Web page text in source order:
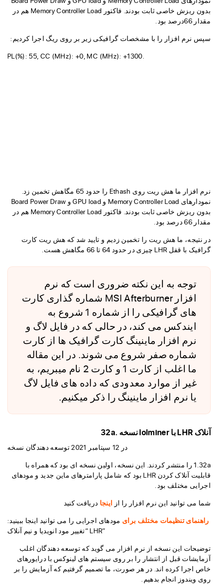
بدون ریزش خاصی ثابت بودند. فاکتور Memory Controller Load هم در
مقدار 66درصد بود.
سپس نرم افزار را با مشخصات گرافیکی زیر بر روی ریگ اجرا کردیم:
PL(%): 55, CC (MHz): +0, MC (MHz): +1300.
نرم افزار ما هش ریت روی Ethash را حدود 65 مگاهش تخمین زد.
نمودارهای Memory Controller Load و GPU load و Board Power Draw
بدون ریزش خاصی ثابت بودند. فاکتور Memory Controller Load هم در
مقدار 66 درصد بود.
در نتیجه، ما هش ریت را تخمین زدیم و تایید شد که هش ریت کارت
گرافیک با قفل LHR چیزی در حدود 64 تا 66 مگاهش هست.
توجه به این نکته ضروری است که نرم
افزار MSI Afterburner شماره گذاری کارت
های گرافیکی را از شماره 1 شروع به
ایندکس می کند، در حالی که در فایل لاگ و
نرم افزار ماینینگ کارت گرافیک ها از کارت
شماره صفر شروع می شوند. در این مقاله
ما اغلب از کارت 1 و کارت 2 نام میبریم، به
غیر از موارد معدودی که داده های فایل لاگ
یا نرم افزار ماینینگ را ذکر میکنیم.
آنلاک LHR با lolminer نسخه .32a
در 12 سپتامبر 2021 توسعه دهندگان نسخه
1.32a را منتشر کردند. این نسخه، اولین نسخه ای بود که همراه با
قابلیت آنلاک کردن LHR بود که شامل پارامترهای ماین جدید و مودهای
اجرایی مختلف بود.
شما می توانید این نرم افزار را از اینجا دریافت کنید
راهنمای تنظیمات مختلف برای مودهای اجرایی را می توانید اینجا ببینید:
“تغییر مود انویدیا و نیم آنلاک LHR”
توضیحات این نسخه از نرم افزار می گوید که توسعه دهندگان اغلب
آزمایشات قبل از انتشار را بر روی سیستم های لینوکس با درایورهای
خاص اجرا کرده اند. در هر صورت، ما تصمیم گرفتیم که آزمایش را بر
روی ویندوز انجام بدهیم.